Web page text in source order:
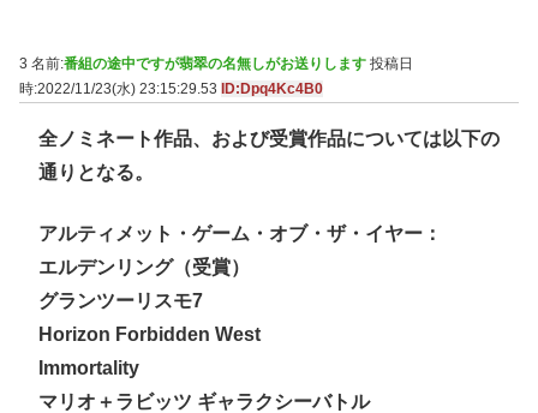
3 名前:番組の途中ですが翡翠の名無しがお送りします 投稿日
時:2022/11/23(水) 23:15:29.53
ID:Dpq4Kc4B0
全ノミネート作品、および受賞作品については以下の
通りとなる。
アルティメット・ゲーム・オブ・ザ・イヤー：
エルデンリング（受賞）
グランツーリスモ7
Horizon Forbidden West
Immortality
マリオ＋ラビッツ ギャラクシーバトル